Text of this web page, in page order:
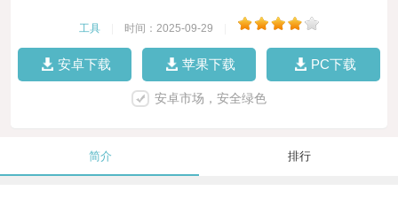
工具 时间：2025-09-29
安卓下载 苹果下载 PC下载
安卓市场，安全绿色
简介 排行